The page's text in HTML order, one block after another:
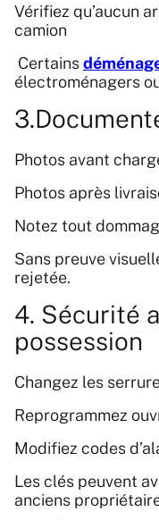
Vérifiez qu’aucun
camion
Certains
électroménagers
Photos avant
Photos après
Notez tout
Sans preuve
rejetée.
4. Sécurité
possession
Changez les
Reprogrammez
Modifiez codes
Les clés peuvent
anciens